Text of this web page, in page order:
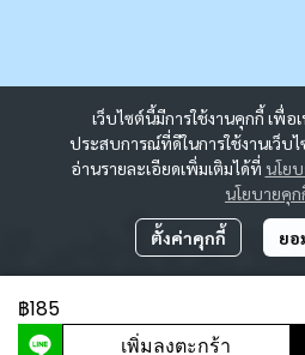
฿185
เพิ่มลงตะกร้า
เว็บไซต์นี้มีการใช้งานคุกกี้ เพื่
ประสบการณ์ที่ดีในการใช้งานเว็บ
อ่านรายละเอียดเพิ่มเติมได้ที่ นโย
นโยบายคุก
ตั้งค่าคุกกี้ ยอ
ผู้เข้าชมวันนี้